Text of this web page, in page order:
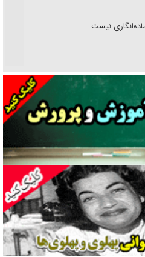
نیست
خصوصی‌سازی یا انحصار؟
گفت‌وگو با متهم
پیکر بی‌سر شهید را از
مکانت معنوی رهبر شهید را